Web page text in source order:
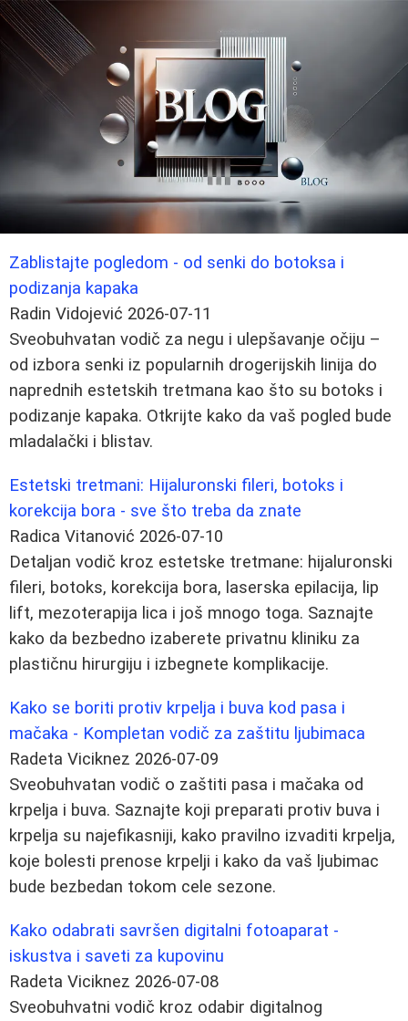
Zablistajte pogledom - od senki do botoksa i
podizanja kapaka
Radin Vidojević 2026-07-11
Sveobuhvatan vodič za negu i ulepšavanje očiju –
od izbora senki iz popularnih drogerijskih linija do
naprednih estetskih tretmana kao što su botoks i
podizanje kapaka. Otkrijte kako da vaš pogled bude
mladalački i blistav.
Estetski tretmani: Hijaluronski fileri, botoks i
korekcija bora - sve što treba da znate
Radica Vitanović 2026-07-10
Detaljan vodič kroz estetske tretmane: hijaluronski
fileri, botoks, korekcija bora, laserska epilacija, lip
lift, mezoterapija lica i još mnogo toga. Saznajte
kako da bezbedno izaberete privatnu kliniku za
plastičnu hirurgiju i izbegnete komplikacije.
Kako se boriti protiv krpelja i buva kod pasa i
mačaka - Kompletan vodič za zaštitu ljubimaca
Radeta Viciknez 2026-07-09
Sveobuhvatan vodič o zaštiti pasa i mačaka od
krpelja i buva. Saznajte koji preparati protiv buva i
krpelja su najefikasniji, kako pravilno izvaditi krpelja,
koje bolesti prenose krpelji i kako da vaš ljubimac
bude bezbedan tokom cele sezone.
Kako odabrati savršen digitalni fotoaparat -
iskustva i saveti za kupovinu
Radeta Viciknez 2026-07-08
Sveobuhvatni vodič kroz odabir digitalnog